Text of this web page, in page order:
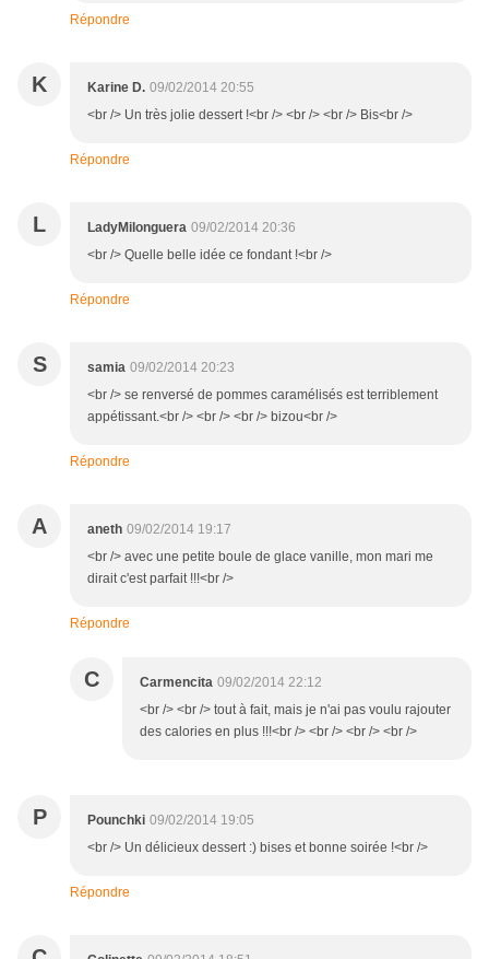
Répondre
K Karine D. 09/02/2014 20:55
<br /> Un très jolie dessert !<br /> <br /> <br /> Bis<br />
Répondre
L LadyMilonguera 09/02/2014 20:36
<br /> Quelle belle idée ce fondant !<br />
Répondre
S samia 09/02/2014 20:23
<br /> se renversé de pommes caramélisés est terriblement
appétissant.<br /> <br /> <br /> bizou<br />
Répondre
A aneth 09/02/2014 19:17
<br /> avec une petite boule de glace vanille, mon mari me
dirait c'est parfait !!!<br />
Répondre
C Carmencita 09/02/2014 22:12
<br /> <br /> tout à fait, mais je n'ai pas voulu rajouter
des calories en plus !!!<br /> <br /> <br /> <br />
P Pounchki 09/02/2014 19:05
<br /> Un délicieux dessert :) bises et bonne soirée !<br />
Répondre